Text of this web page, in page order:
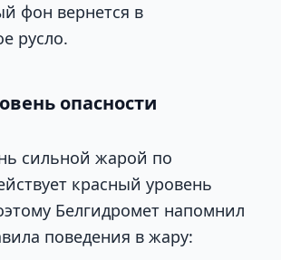
фон вернется в
русло.
опасности
сильной жарой по
красный уровень
Белгидромет напомнил
поведения в жару: